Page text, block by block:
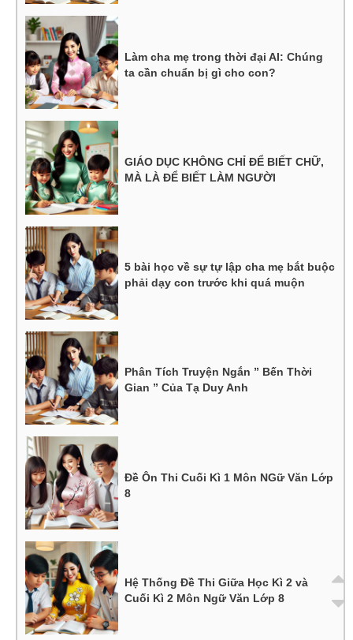
Làm cha mẹ trong thời đại AI: Chúng
ta cần chuẩn bị gì cho con?
GIÁO DỤC KHÔNG CHỈ ĐỂ BIẾT CHỮ,
MÀ LÀ ĐỂ BIẾT LÀM NGƯỜI
5 bài học về sự tự lập cha mẹ bắt buộc
phải dạy con trước khi quá muộn
Phân Tích Truyện Ngắn ” Bến Thời
Gian ” Của Tạ Duy Anh
Đề Ôn Thi Cuối Kì 1 Môn NGữ Văn Lớp
8
Hệ Thống Đề Thi Giữa Học Kì 2 và
Cuối Kì 2 Môn Ngữ Văn Lớp 8